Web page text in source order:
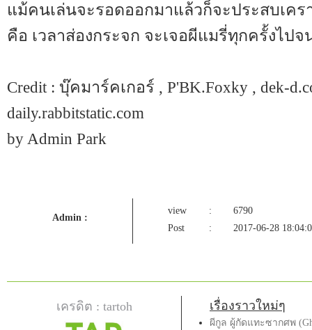
แม้คนเล่นจะรอดออกมาแล้วก็จะประสบเค
คือ เวลาส่องกระจก จะเจอผีแมรี่ทุกครั้งไป
Credit : บุ๊คมาร์คเกอร์ , P'BK.Foxky , dek-
daily.rabbitstatic.com
by Admin Park
Admin :
view :
6790
Post
: 2017-06-28
เครดิต : tartoh เรื่องราวใหม่ๆ
ผีกูล ผู้กัดแทะซากศพ